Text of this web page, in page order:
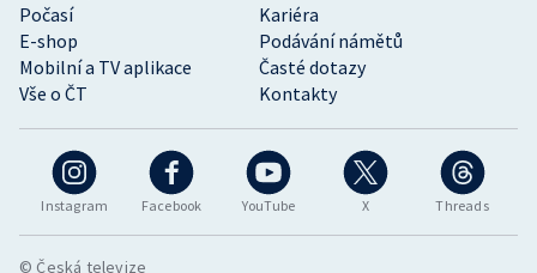
Instagram Facebook YouTube X Threads
Počasí
Kariéra
E-shop
Podávání námětů
Mobilní a TV aplikace
Časté dotazy
Vše o ČT
Kontakty
© Česká televize